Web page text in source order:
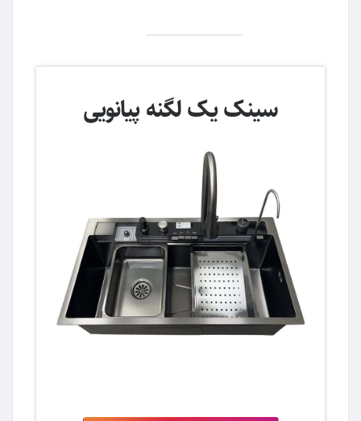
سینک یک لگنه پیانویی